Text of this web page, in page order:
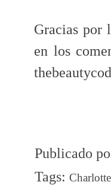
Gracias por
en los
Publicado
Tags: